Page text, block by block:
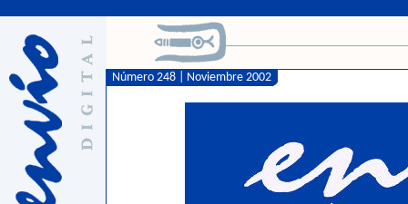
Número 248 | Noviembre 2002